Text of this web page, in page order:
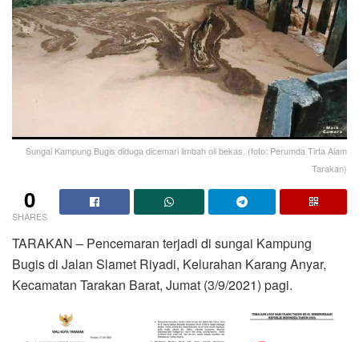
Sungai Kampung Bugis diduga dicemari limbah oli bekas. (foto: Perumda Tirta Alam
Tarakan)
0
SHARES
TARAKAN – Pencemaran terjadi di sungai Kampung
Bugis di Jalan Slamet Riyadi, Kelurahan Karang Anyar,
Kecamatan Tarakan Barat, Jumat (3/9/2021) pagi.